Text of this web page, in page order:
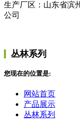
生产厂区：山东省滨
公司
丛林系列
您现在的位置是:
网站首页
产品展示
丛林系列